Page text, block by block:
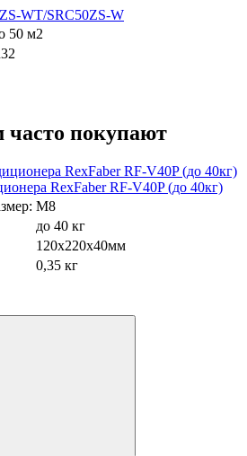
WT/SRC50ZS-W
50 м2
часто покупают
RexFaber RF-V40P (до 40кг)
М8
до 40 кг
120х220х40мм
0,35 кг